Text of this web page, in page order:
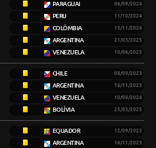
PARAGUAI 06/09/2024
PERU 11/10/2024
COLÔMBIA 15/11/2024
ARGENTINA 21/03/2025
VENEZUELA 10/06/2025
CHILE 08/09/2023
ARGENTINA 16/11/2023
VENEZUELA 10/09/2024
BOLÍVIA 25/03/2025
EQUADOR 12/09/2023
ARGENTINA 16/11/2023